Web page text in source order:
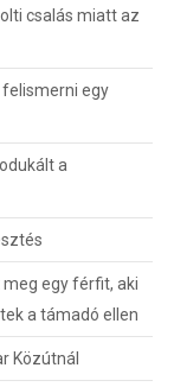
csalás miatt az
felismerni egy
a
egy férfit, aki
a támadó ellen
Közútnál